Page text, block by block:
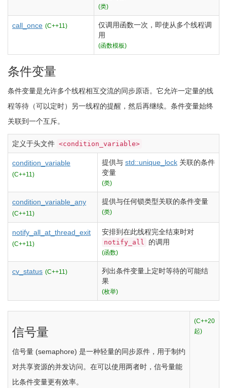
(类)
call_once (C++11)
仅调用函数一次，即使从多个线程调
用
(函数模板)
条件变量
条件变量是允许多个线程相互交流的同步原语。它允许一定量的线
程等待（可以定时）另一线程的提醒，然后再继续。条件变量始终
关联到一个互斥。
定义于头文件 <condition_variable>
condition_variable
(C++11)
提供与 std::unique_lock 关联的条件
变量
(类)
condition_variable_any
(C++11)
提供与任何锁类型关联的条件变量
(类)
notify_all_at_thread_exit
(C++11)
安排到在此线程完全结束时对
notify_all 的调用
(函数)
cv_status (C++11)
列出条件变量上定时等待的可能结
果
(枚举)
信号量
信号量 (semaphore) 是一种轻量的同步原件，用于制约
对共享资源的并发访问。在可以使用两者时，信号量能
比条件变量更有效率。
(C++20
起)